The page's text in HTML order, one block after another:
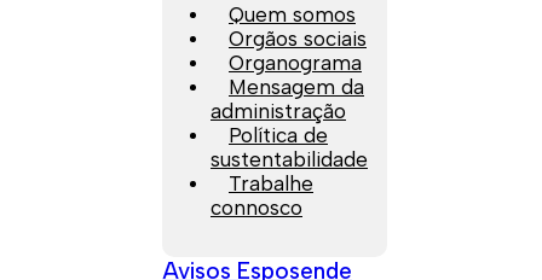
Quem somos
Orgãos sociais
Organograma
Mensagem da
administração
Política de
sustentabilidade
Trabalhe
connosco
Avisos Esposende